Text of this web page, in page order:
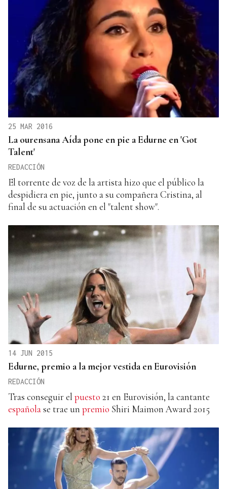
25 MAR 2016
La ourensana Aída pone en pie a Edurne en 'Got
Talent'
REDACCIÓN
El torrente de voz de la artista hizo que el público la
despidiera en pie, junto a su compañera Cristina, al
final de su actuación en el "talent show".
14 JUN 2015
Edurne, premio a la mejor vestida en Eurovisión
REDACCIÓN
Tras conseguir el puesto 21 en Eurovisión, la cantante
españolase trae un premio Shiri Maimon Award 2015